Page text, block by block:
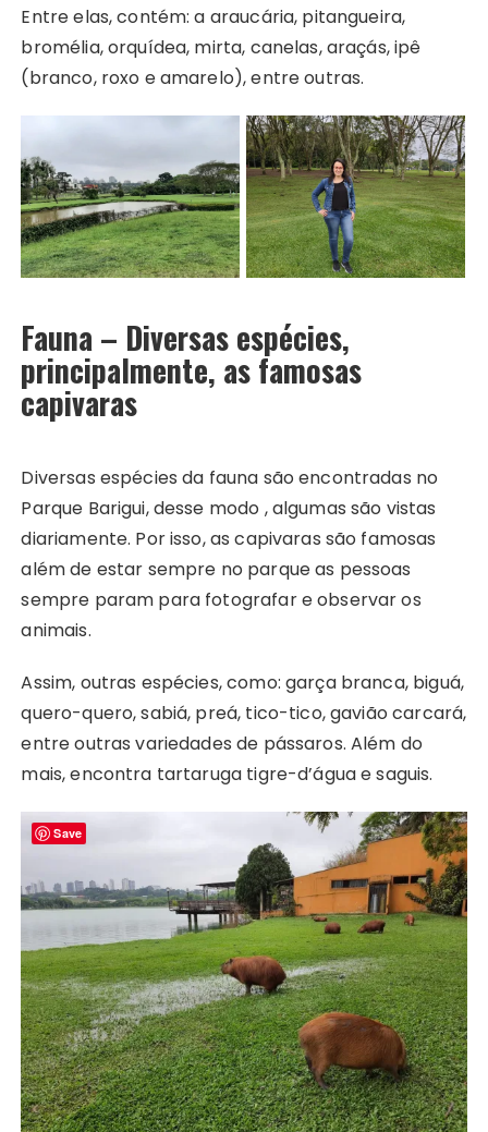
Entre elas, contém: a araucária, pitangueira,
bromélia, orquídea, mirta, canelas, araçás, ipê
(branco, roxo e amarelo), entre outras.
Fauna – Diversas espécies,
principalmente, as famosas
capivaras
Diversas espécies da fauna são encontradas no
Parque Barigui, desse modo , algumas são vistas
diariamente. Por isso, as capivaras são famosas
além de estar sempre no parque as pessoas
sempre param para fotografar e observar os
animais.
Assim, outras espécies, como: garça branca, biguá,
quero-quero, sabiá, preá, tico-tico, gavião carcará,
entre outras variedades de pássaros. Além do
mais, encontra tartaruga tigre-d’água e saguis.
Save